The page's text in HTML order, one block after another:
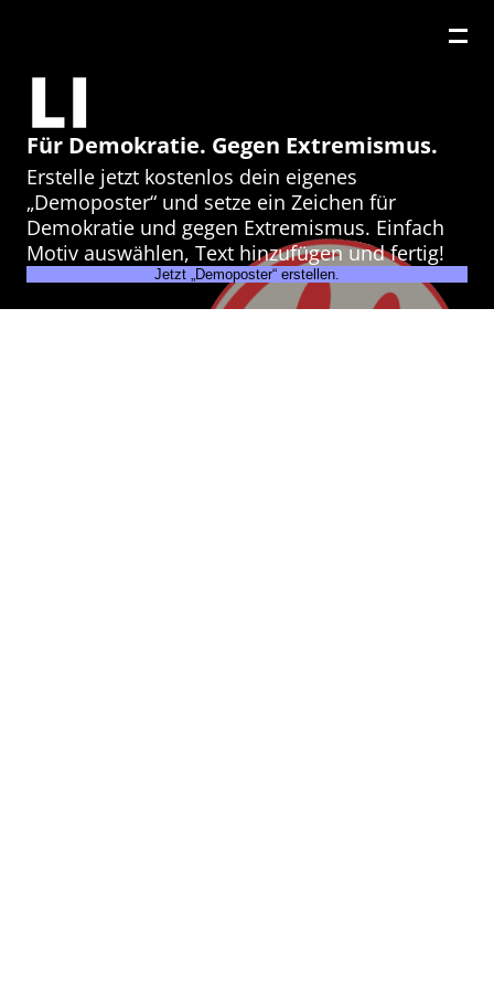
LIE
Für Demokratie. Gegen Extremismus.
Erstelle jetzt kostenlos dein eigenes
„Demoposter“ und setze ein Zeichen für
Demokratie und gegen Extremismus. Einfach
Motiv auswählen, Text hinzufügen und fertig!
Jetzt „Demoposter“ erstellen.